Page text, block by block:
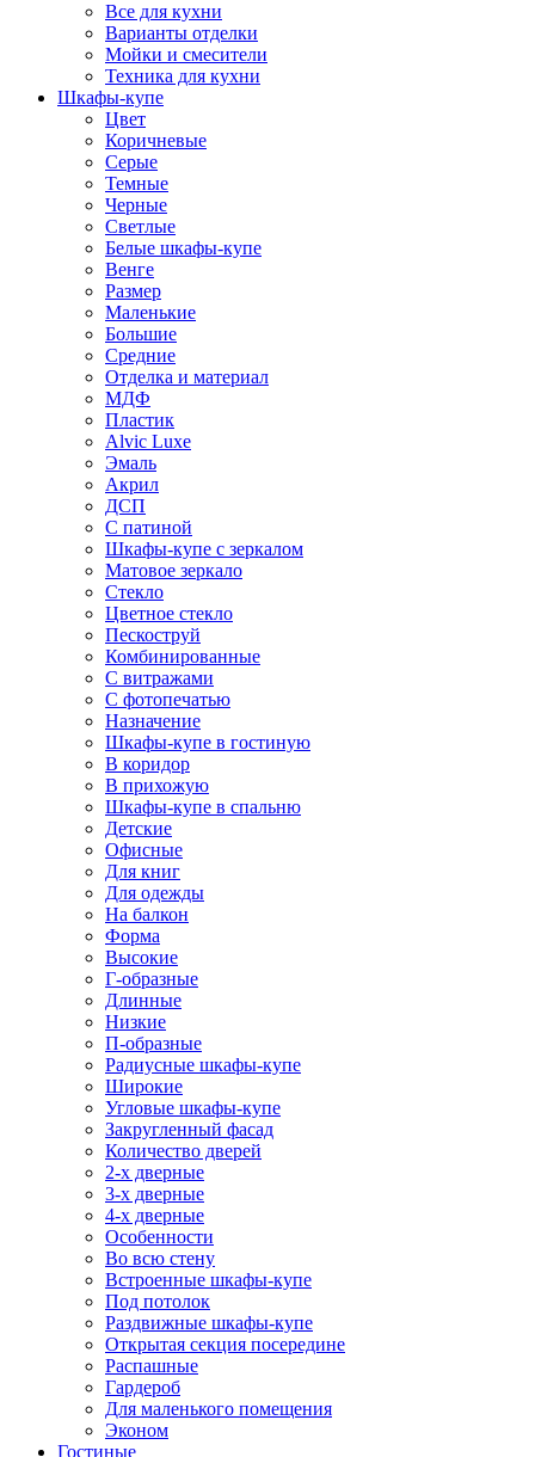
Все для кухни
Варианты отделки
Мойки и смесители
Техника для кухни
Шкафы-купе
Цвет
Коричневые
Серые
Темные
Черные
Светлые
Белые шкафы-купе
Венге
Размер
Маленькие
Большие
Средние
Отделка и материал
МДФ
Пластик
Alvic Luxe
Эмаль
Акрил
ДСП
С патиной
Шкафы-купе с зеркалом
Матовое зеркало
Стекло
Цветное стекло
Пескоструй
Комбинированные
С витражами
С фотопечатью
Назначение
Шкафы-купе в гостиную
В коридор
В прихожую
Шкафы-купе в спальню
Детские
Офисные
Для книг
Для одежды
На балкон
Форма
Высокие
Г-образные
Длинные
Низкие
П-образные
Радиусные шкафы-купе
Широкие
Угловые шкафы-купе
Закругленный фасад
Количество дверей
2-х дверные
3-х дверные
4-х дверные
Особенности
Во всю стену
Встроенные шкафы-купе
Под потолок
Раздвижные шкафы-купе
Открытая секция посередине
Распашные
Гардероб
Для маленького помещения
Эконом
Гостиные